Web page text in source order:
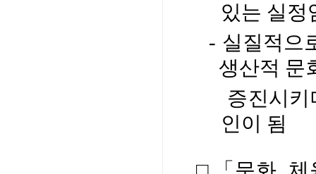
있는 실정
- 실질적으
생산적 문
증진시 키
인이 됨